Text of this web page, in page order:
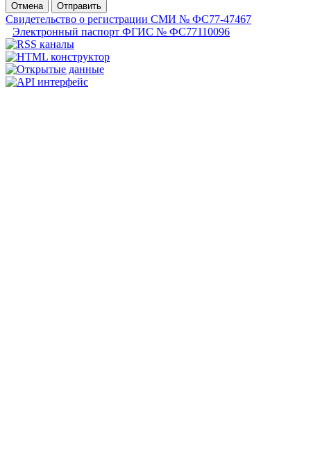
Отмена
Отправить
Свидетельство о регистрации СМИ № ФС77-47467
Электронный паспорт ФГИС № ФС77110096